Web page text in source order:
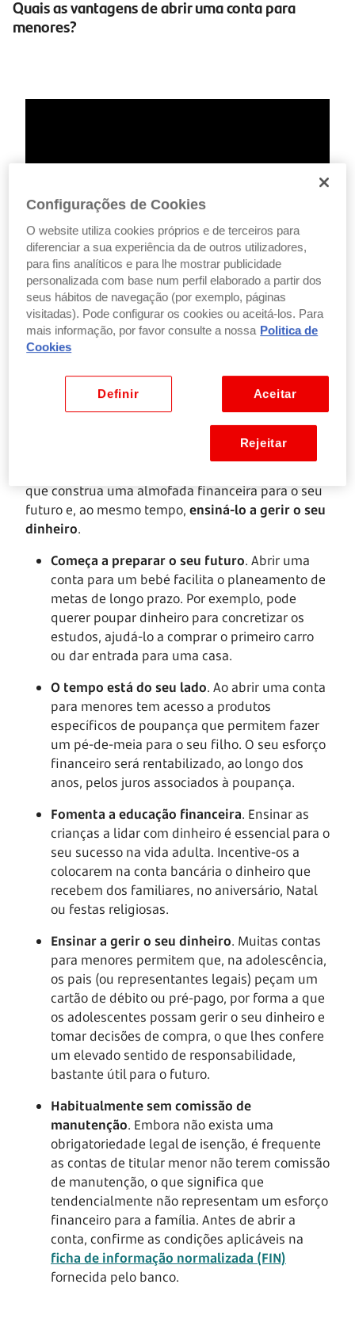
Quais as vantagens de abrir uma conta para
menores?
que construa uma almofada financeira para o seu
futuro e, ao mesmo tempo, ensiná-lo a gerir o seu
dinheiro.
Começa a preparar o seu futuro. Abrir uma
conta para um bebé facilita o planeamento de
metas de longo prazo. Por exemplo, pode
querer poupar dinheiro para concretizar os
estudos, ajudá-lo a comprar o primeiro carro
ou dar entrada para uma casa.
O tempo está do seu lado. Ao abrir uma conta
para menores tem acesso a produtos
específicos de poupança que permitem fazer
um pé-de-meia para o seu filho. O seu esforço
financeiro será rentabilizado, ao longo dos
anos, pelos juros associados à poupança.
Fomenta a educação financeira. Ensinar as
crianças a lidar com dinheiro é essencial para o
seu sucesso na vida adulta. Incentive-os a
colocarem na conta bancária o dinheiro que
recebem dos familiares, no aniversário, Natal
ou festas religiosas.
Ensinar a gerir o seu dinheiro. Muitas contas
para menores permitem que, na adolescência,
os pais (ou representantes legais) peçam um
cartão de débito ou pré-pago, por forma a que
os adolescentes possam gerir o seu dinheiro e
tomar decisões de compra, o que lhes confere
um elevado sentido de responsabilidade,
bastante útil para o futuro.
Habitualmente sem comissão de
manutenção. Embora não exista uma
obrigatoriedade legal de isenção, é frequente
as contas de titular menor não terem comissão
de manutenção, o que significa que
tendencialmente não representam um esforço
financeiro para a família. Antes de abrir a
conta, confirme as condições aplicáveis na
ficha de informação normalizada (FIN)
fornecida pelo banco.
Configurações de Cookies
O website utiliza cookies próprios e de terceiros para
diferenciar a sua experiência da de outros utilizadores,
para fins analíticos e para lhe mostrar publicidade
personalizada com base num perfil elaborado a partir dos
seus hábitos de navegação (por exemplo, páginas
visitadas). Pode configurar os cookies ou aceitá-los. Para
mais informação, por favor consulte a nossa Politica de
Cookies
Aceitar
Definir
Rejeitar